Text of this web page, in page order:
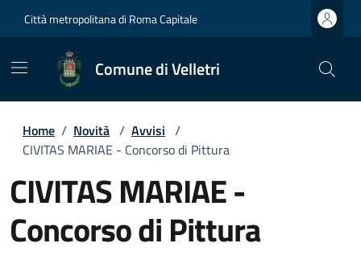
Città metropolitana di Roma Capitale
Comune di Velletri
Home / Novità / Avvisi /
CIVITAS MARIAE - Concorso di Pittura
CIVITAS MARIAE -
Concorso di Pittura